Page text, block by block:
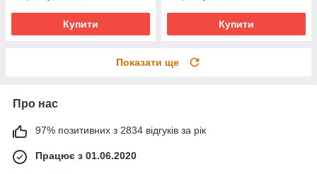
Купити Купити
Показати ще
Про нас
97% позитивних з 2834 відгуків за рік
Працює з 01.06.2020